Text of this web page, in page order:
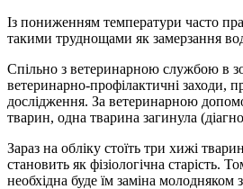
​Із пониженням температури часто
такими труднощами як замерзання
​Спільно з ветеринарною службою в
ветеринарно-профілактичні заходи,
дослідження. За ветеринарною
тварин, одна тварина загинула
Зараз на обліку стоїть три хижі
становить як фізіологічна старість.
необхідна буде їм заміна молодняком